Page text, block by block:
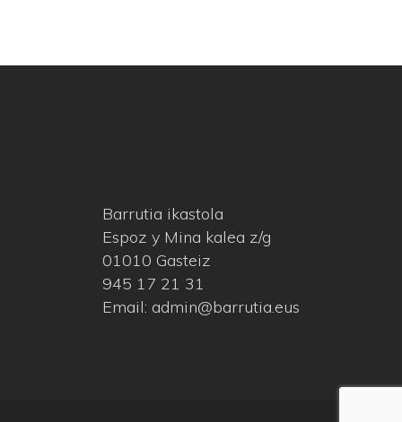
Barrutia ikastola
Espoz y Mina kalea z/g
01010 Gasteiz
945 17 21 31
Email: admin@barrutia.eus